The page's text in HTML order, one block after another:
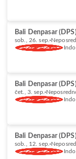
Bali Denpasar
sob., 26. sep.
Bali Denpasar
čet., 3. sep.
Bali Denpasar
sob., 12. sep.